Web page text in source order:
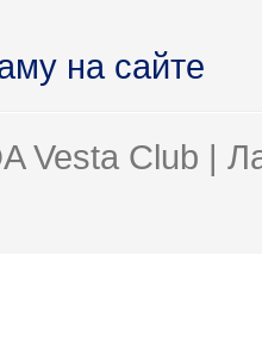
на сайте
Vesta Club |